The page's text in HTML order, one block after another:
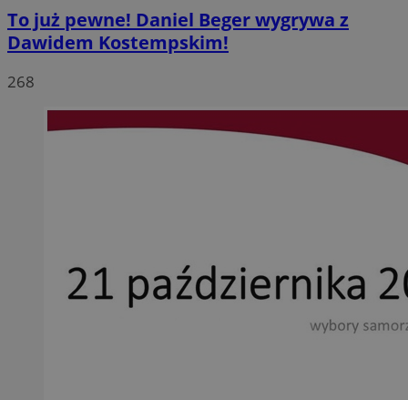
To już pewne! Daniel Beger wygrywa z
Dawidem Kostempskim!
268